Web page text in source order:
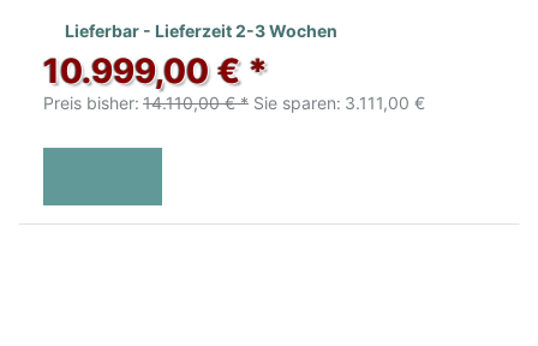
Lieferbar - Lieferzeit 2-3 Wochen
10.999,00 € *
Preis bisher: 14.110,00 € * Sie sparen: 3.111,00 €